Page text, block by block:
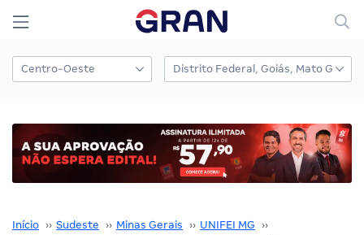
Início ›› Sudeste ›› Minas Gerais ›› UNIFEI MG ››